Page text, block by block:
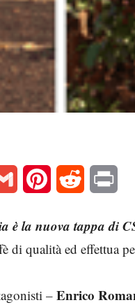
Gmail Pinterest Reddit
è la nuova tappa di
di qualità ed
– Enrico